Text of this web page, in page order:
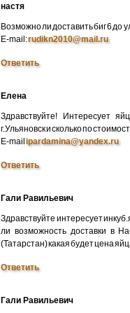
настя
Возможно ли доставить биг 6 до
E-mail:rudikn2010@mail.ru
Ответить
Елена
Здравствуйте! Интересует
г.Ульяновск и сколько по
E-mailipardamina@yandex.ru
Ответить
Гали Равильевич
Здравствуйте интересует
ли возможность доставки в
(Татарстан) какая будет цена
Ответить
Гали Равильевич